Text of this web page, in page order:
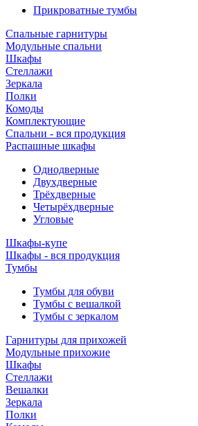
Прикроватные тумбы
Спальные гарнитуры
Модульные спальни
Шкафы
Стеллажи
Зеркала
Полки
Комоды
Комплектующие
Спальни - вся продукция
Распашные шкафы
Однодверные
Двухдверные
Трёхдверные
Четырёхдверные
Угловые
Шкафы-купе
Шкафы - вся продукция
Тумбы
Тумбы для обуви
Тумбы с вешалкой
Тумбы с зеркалом
Гарнитуры для прихожей
Модульные прихожие
Шкафы
Стеллажи
Вешалки
Зеркала
Полки